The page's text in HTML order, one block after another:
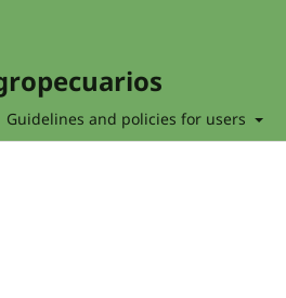
Guidelines and policies for users